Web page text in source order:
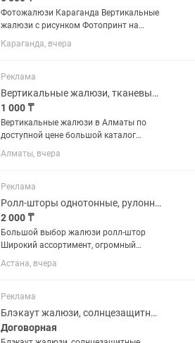
Фотожалюзи Караганда Вертикальные
жалюзи с рисунком Фотопринт на
Караганда, вчера
Реклама
Вертикальные жалюзи, тканевые жалюзи
1 000 ₸
Вертикальные жалюзи в Алматы по
доступной цене большой каталог
тканей обработанных анти пыль анти
пожар работаем быстро и качественно
доставка установка бесплатно
Алматы, вчера
Реклама
Ролл-шторы однотонные, рулонные шторы, солнцезащитные Ролл-шторы
2 000 ₸
Большой выбор жалюзи ролл-штор
Широкий ассортимент, огромный
выбор цветов! Производство: Польша,
Турция, Россия. Ролл-шторы
детские, блэкаут. День-ночь (зебра), в...
Астана, вчера
Реклама
Блэкаут жалюзи, солнцезащитные Ролл-шторы Blackout
Договорная